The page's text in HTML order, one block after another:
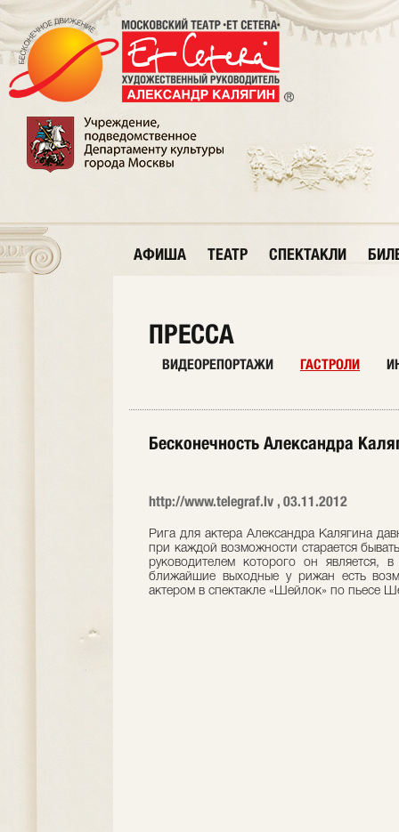
АФИША ТЕАТР СПЕКТАКЛИ
ПРЕССА
ВИДЕОРЕПОРТАЖИ ГАСТРОЛИ
Бесконечность Александра
http://www.telegraf.lv , 03.11.2012
Рига для актера Александра Калягина
при каждой возможности старается
руководителем которого он является,
ближайшие выходные у рижан есть
актером в спектакле «Шейлок» по пьесе